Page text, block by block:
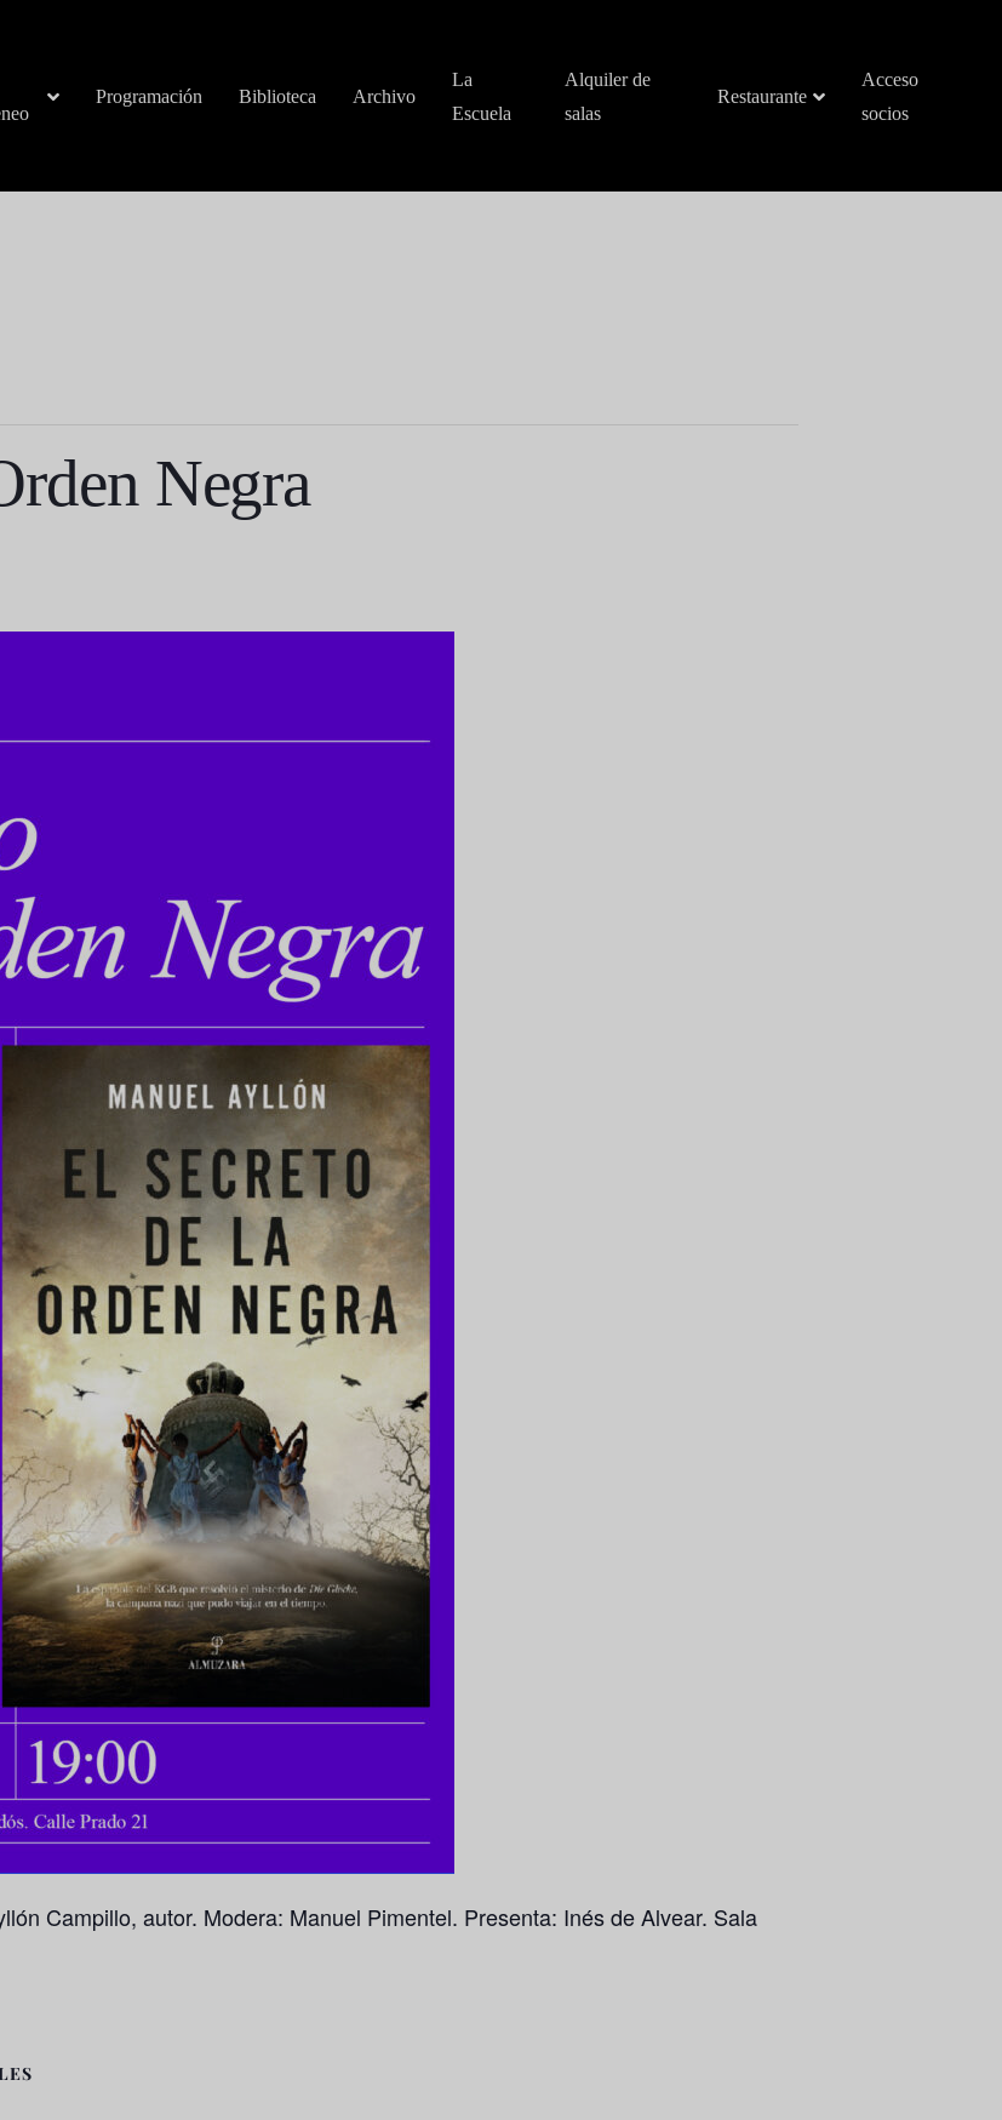
Programación Biblioteca Archivo
La
Escuela
Alquiler de
salas
Restaurante
Acceso
socios
Negra
Campillo, autor. Modera: Manuel Pimentel. Presenta: Inés de Alvear. Sala